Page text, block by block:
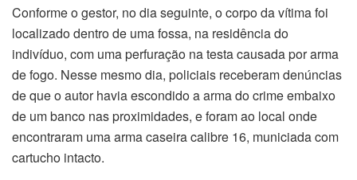
Conforme o gestor, no dia seguinte, o corpo da vítima foi
localizado dentro de uma fossa, na residência do
indivíduo, com uma perfuração na testa causada por arma
de fogo. Nesse mesmo dia, policiais receberam denúncias
de que o autor havia escondido a arma do crime embaixo
de um banco nas proximidades, e foram ao local onde
encontraram uma arma caseira calibre 16, municiada com
cartucho intacto.